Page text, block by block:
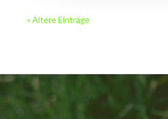
« Ältere Einträge